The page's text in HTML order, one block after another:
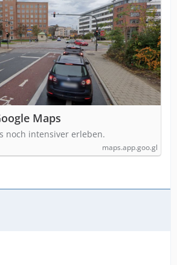
Maps
noch intensiver erleben.
maps.app.goo.gl